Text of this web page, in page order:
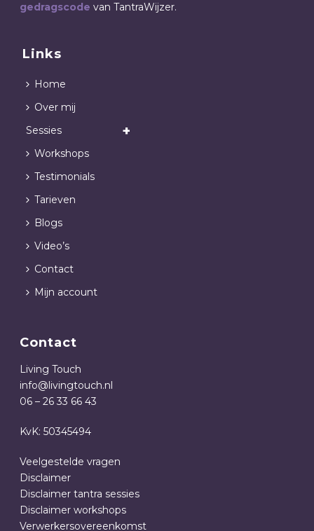
gedragscode van TantraWijzer.
Links
Home
Over mij
Sessies
Workshops
Testimonials
Tarieven
Blogs
Video’s
Contact
Mijn account
Contact
Living Touch
info@livingtouch.nl
06 – 26 33 66 43
KvK: 50345494
Veelgestelde vragen
Disclaimer
Disclaimer tantra sessies
Disclaimer workshops
Verwerkersovereenkomst